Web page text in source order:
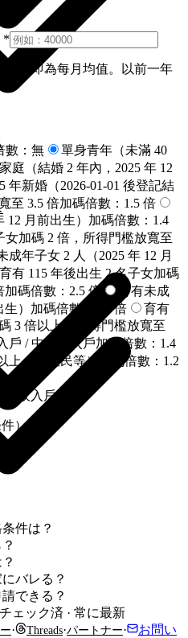
*
個月即為每月均值。以前一年
： 無
單身青年（未滿 40
庭（結婚 2 年內，2025 年 12
年新婚（2026-01-01 後登記結
至 3.5 倍加碼倍數： 1.5 倍
月前出生） 加碼倍數： 1.4
女加碼 2 倍，所得門檻放寬至
成年子女 2 人（2025 年 12 月
育有 115 年後出生 2 名子女加碼
加碼倍數： 2.5 倍
育有未成
） 加碼倍數： 1.8 倍
育有
3 倍以上，所得門檻放寬至
戶 / 中低收入戶加碼倍數： 1.4
上、原住民等） 加碼倍數： 1.2
收入戶身分
）
件は？
バレる？
できる？
ェック済 · 常に最新
· Threads·パートナー·
お問い